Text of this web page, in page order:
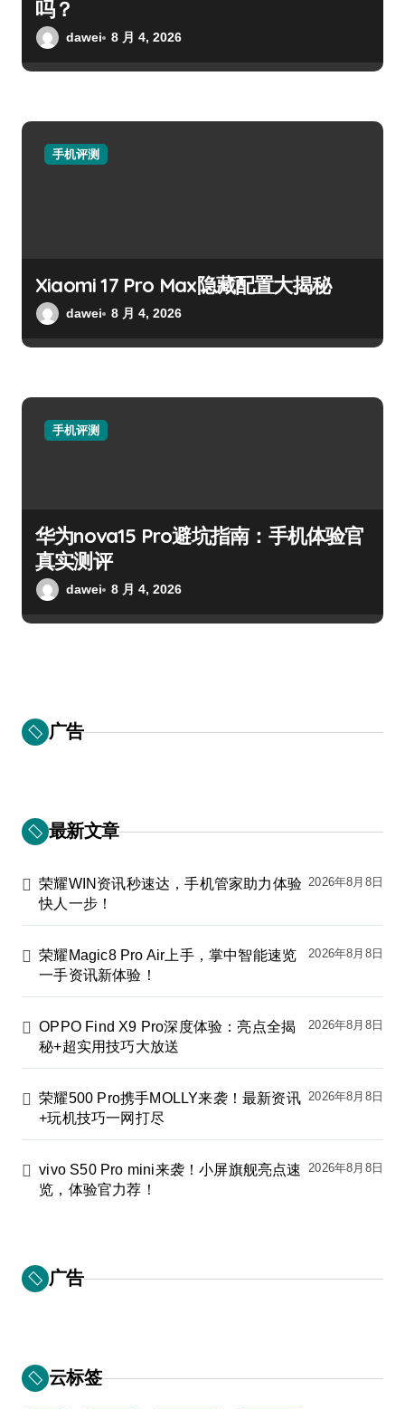
吗？
dawei 8 月 4, 2026
手机评测
Xiaomi 17 Pro Max隐藏配置大揭秘
dawei 8 月 4, 2026
手机评测
华为nova15 Pro避坑指南：手机体验官
真实测评
dawei 8 月 4, 2026
广告
最新文章
荣耀WIN资讯秒速达，手机管家助力体验
快人一步！
2026年8月8日
荣耀Magic8 Pro Air上手，掌中智能速览
一手资讯新体验！
2026年8月8日
OPPO Find X9 Pro深度体验：亮点全揭
秘+超实用技巧大放送
2026年8月8日
荣耀500 Pro携手MOLLY来袭！最新资讯
+玩机技巧一网打尽
2026年8月8日
vivo S50 Pro mini来袭！小屏旗舰亮点速
览，体验官力荐！
2026年8月8日
广告
云标签